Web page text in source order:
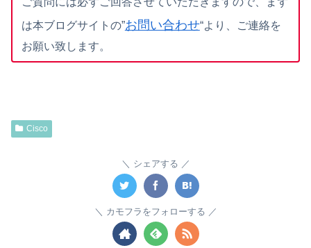
は本ブログサイトの”お問い合わせ“より、ご連絡を
お願い致します。
Cisco
シェアする
カモフラをフォローする